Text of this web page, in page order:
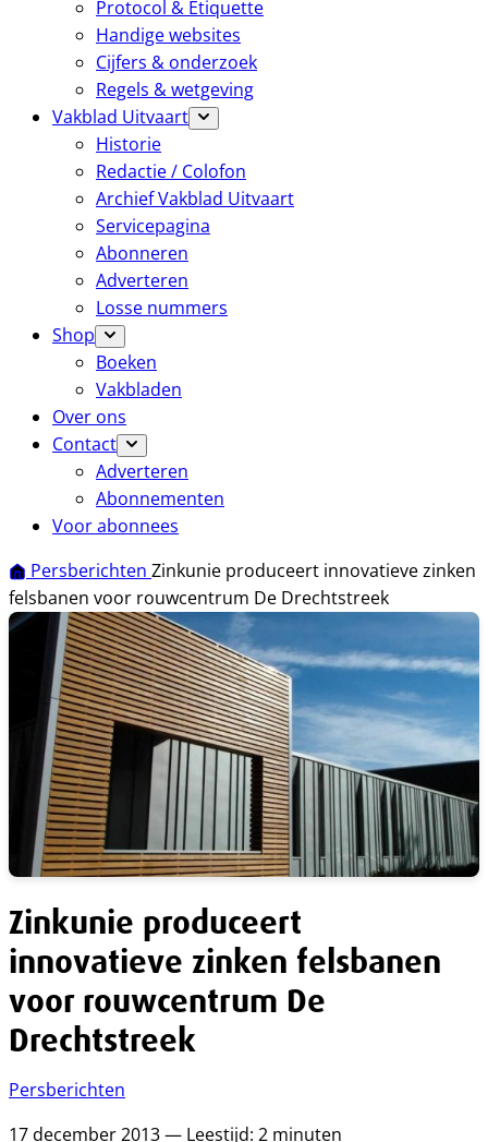
Protocol & Etiquette
Handige websites
Cijfers & onderzoek
Regels & wetgeving
Vakblad Uitvaart
Historie
Redactie / Colofon
Archief Vakblad Uitvaart
Servicepagina
Abonneren
Adverteren
Losse nummers
Shop
Boeken
Vakbladen
Over ons
Contact
Adverteren
Abonnementen
Voor abonnees
Persberichten Zinkunie produceert innovatieve zinken
felsbanen voor rouwcentrum De Drechtstreek
Zinkunie produceert
innovatieve zinken felsbanen
voor rouwcentrum De
Drechtstreek
Persberichten
17 december 2013 — Leestijd: 2 minuten